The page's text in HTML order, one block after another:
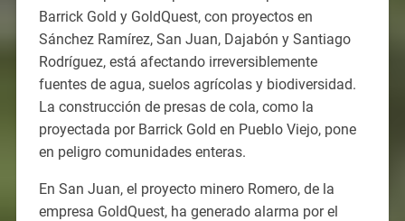
Barrick Gold y GoldQuest, con proyectos en
Sánchez Ramírez, San Juan, Dajabón y Santiago
Rodríguez, está afectando irreversiblemente
fuentes de agua, suelos agrícolas y biodiversidad.
La construcción de presas de cola, como la
proyectada por Barrick Gold en Pueblo Viejo, pone
en peligro comunidades enteras.
En San Juan, el proyecto minero Romero, de la
empresa GoldQuest, ha generado alarma por el